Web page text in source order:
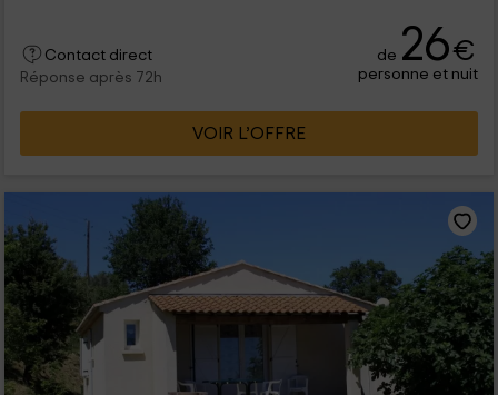
Contact direct
Réponse après 72h
de 26€
personne et nuit
VOIR L’OFFRE